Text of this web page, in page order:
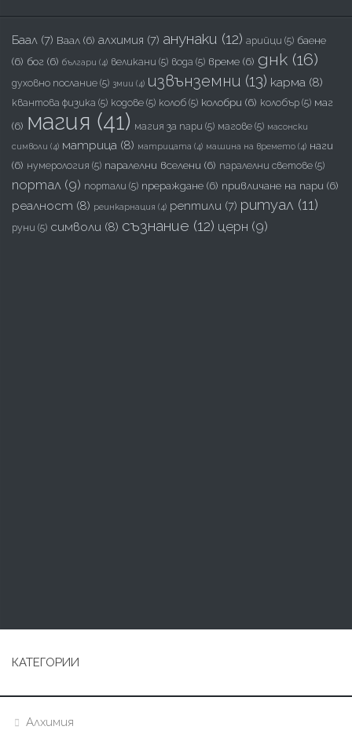
Баал (7) Ваал (6) алхимия (7) анунаки (12) арийци (5) баене
(6) бог (6) българи (4) великани (5) вода (5) време (6) днк (16)
духовно послание (5) змии (4) извънземни (13) карма (8)
квантова физика (5) кодове (5) колоб (5) колобри (6) колобър (5) маг
(6) магия (41) магия за пари (5) магове (5) масонски
символи (4) матрица (8) матрицата (4) машина на времето (4) наги
(6) нумерология (5) паралелни вселени (6) паралелни светове (5)
портал (9) портали (5) прераждане (6) привличане на пари (6)
реалност (8) реинкарнация (4) рептили (7) ритуал (11)
руни (5) символи (8) съзнание (12) церн (9)
КАТЕГОРИИ
Алхимия